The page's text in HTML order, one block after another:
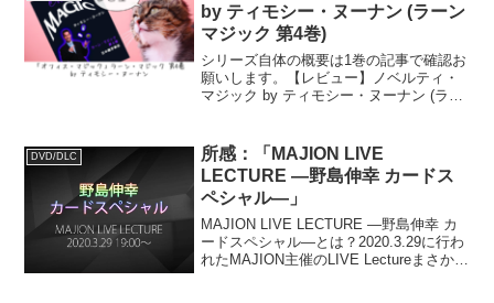
by ティモシー・ヌーナン (ラーン
マジック 第4巻)
シリーズ自体の概要は1巻の記事で確認お
願いします。【レビュー】ノベルティ・
マジック by ティモシー・ヌーナン (ラー
影響は大きくないかも知れませんが、テ
ィモシー...
DVD/DLC
所感：「MAJION LIVE
LECTURE ―野島伸幸 カードス
ペシャル―」
MAJION LIVE LECTURE ―野島伸幸 カ
ードスペシャル―とは？2020.3.29に行わ
れたMAJION主催のLIVE Lectureまさかの